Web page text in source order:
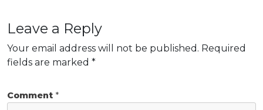
Leave a Reply
Your email address will not be published. Required
fields are marked *
Comment *